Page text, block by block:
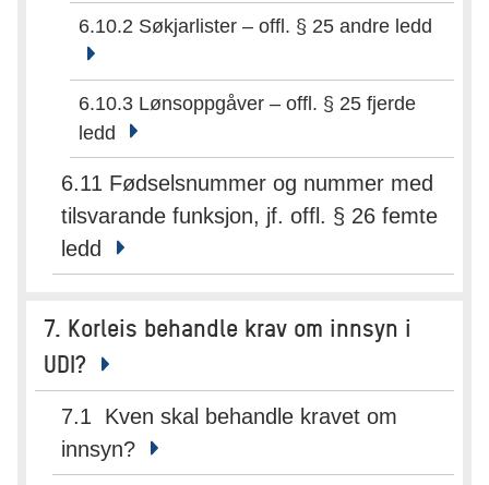
6.10.2 Søkjarlister – offl. § 25 andre ledd
6.10.3 Lønsoppgåver – offl. § 25 fjerde
ledd
6.11 Fødselsnummer og nummer med
tilsvarande funksjon, jf. offl. § 26 femte
ledd
7. Korleis behandle krav om innsyn i
UDI?
7.1 Kven skal behandle kravet om
innsyn?